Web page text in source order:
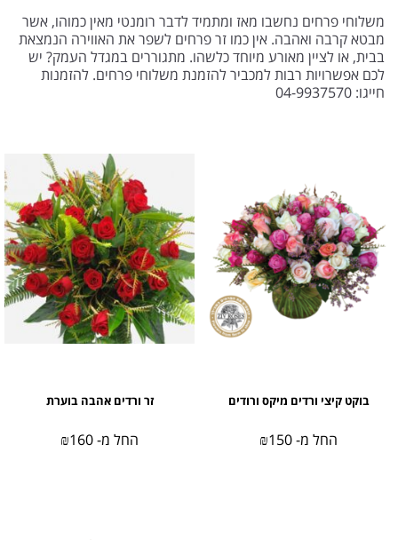
משלוחי פרחים נחשבו מאז ומתמיד לדבר רומנטי מאין כמוהו, אשר
מבטא קרבה ואהבה. אין כמו זר פרחים לשפר את האווירה הנמצאת
בבית, או לציין מאורע מיוחד כלשהו. מתגוררים במגדל העמק? יש
לכם אפשרויות רבות למכביר להזמנת משלוחי פרחים. להזמנות
חייגו: 04-9937570
בוקט קיצי ורדים מיקס ורודים
החל מ- ₪150
זר ורדים אהבה בוערת
החל מ- ₪160